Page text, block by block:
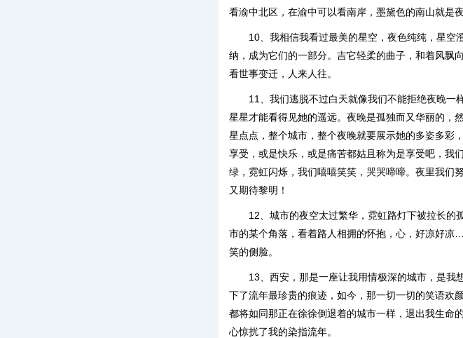
看渝中北区，在渝中可以看南岸，墨黛色的南山就是
10、我相信我看过最美的星空，夜色纯纯，星空
纳，成为它们的一部分。吉它轻柔的曲子，和着风飘
看世事变迁，人来人往。
11、我们逃脱不过白天就像我们不能拒绝夜晚一
星星才能看得见她的遥远。夜晚是孤独而又华丽的，
星点点，整个城市，整个夜晚就要展示她的多姿多彩
享受，或是快乐，或是痛苦都姑且称为是享受吧，我
绿，霓虹闪烁，我们嘻嘻笑笑，哭哭啼啼。夜里我们
又期待黎明！
12、城市的夜空太过繁华，霓虹路灯下被拉长的
市的某个角落，看着路人相拥的怀抱，心，好凉好
笑的侧脸。
13、西安，那是一座让我用情极深的城市，是我
下了流年最珍贵的痕迹，如今，那一切一切的笑语欢
都将如同那正在徐徐倒退着的城市一样，退出我生命
心惊扰了我的染指流年。